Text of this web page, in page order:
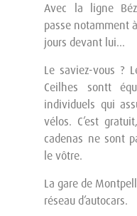
Avec la ligne
passe notamment
jours devant lui…
Le saviez-vous ?
Ceilhes sontt
individuels qui
vélos. C’est
cadenas ne sont
le vôtre.
La gare de
réseau d’autocars.